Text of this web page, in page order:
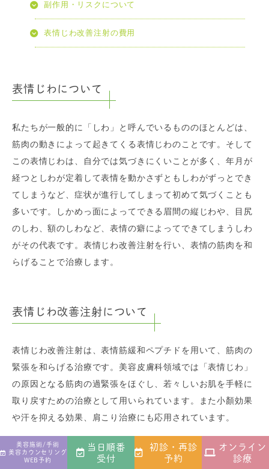
美容施術/手術
美容カウンセリング
WEB予約
当日順番
受付
初診・再診
予約
オンライン
診療
副作用・リスクについて
表情じわ改善注射の費用
表情じわについて
私たちが一般的に「しわ」と呼んでいるもののほとんどは、
筋肉の動きによって起きてくる表情じわのことです。そして
この表情じわは、自分では気づきにくいことが多く、年月が
経つとしわが定着して表情を動かさずともしわがずっとでき
てしまうなど、症状が進行してしまって初めて気づくことも
多いです。しかめっ面によってできる眉間の縦じわや、目尻
のしわ、額のしわなど、表情の癖によってできてしまうしわ
がその代表です。表情じわ改善注射を行い、表情の筋肉を和
らげることで治療します。
表情じわ改善注射について
表情じわ改善注射は、表情筋緩和ペプチドを用いて、筋肉の
緊張を和らげる治療です。美容皮膚科領域では「表情じわ」
の原因となる筋肉の過緊張をほぐし、若々しいお肌を手軽に
取り戻すための治療として用いられています。また小顏効果
や汗を抑える効果、肩こり治療にも応用されています。
長年の表情の癖によって刻まれていく「表情じ